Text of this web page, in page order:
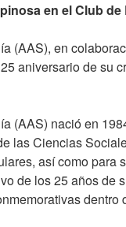
en el Club
(AAS), en
aniversario de su
(AAS) nació en
las Ciencias
así como para
de los 25 años de
dentro